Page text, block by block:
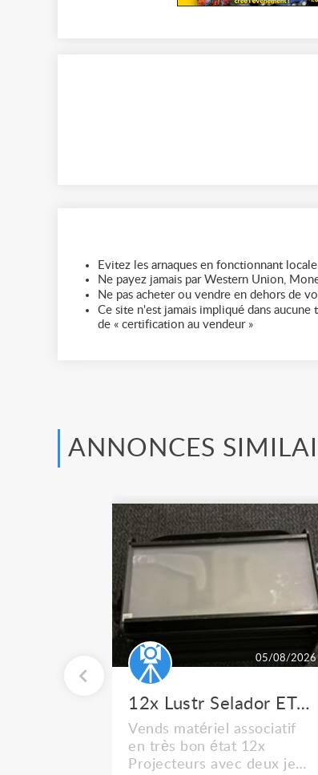
Evitez les arnaques en fonctionnant
Ne payez jamais par Western Union,
Ne pas acheter ou vendre en dehors de
Ce site n'est jamais impliqué dans
de « certification au vendeur »
ANNONCES
05/08/2026
12x Lustr Selador ETC Led 7x colors filtres
Vends matériel associatif
en très bon état 12x
Projecteurs avec deux jeux